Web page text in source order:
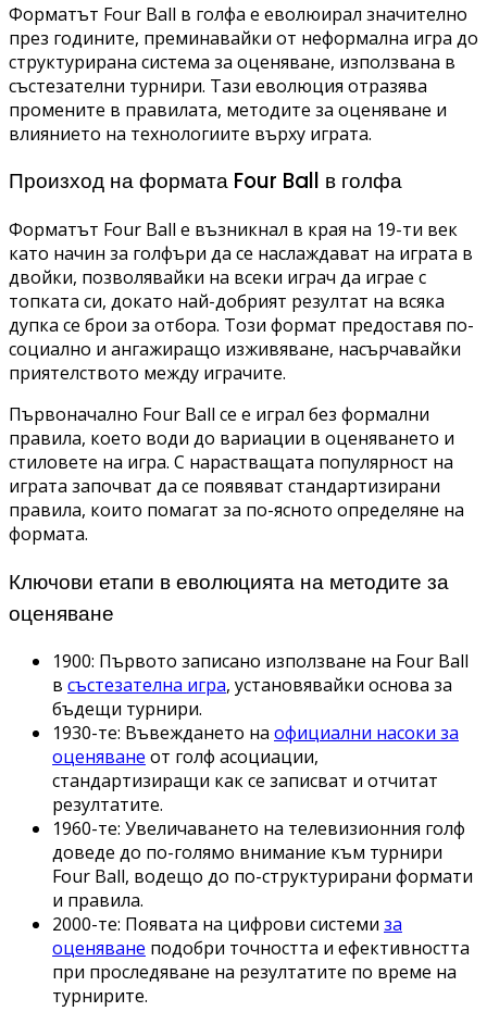
Форматът Four Ball в голфа е еволюирал значително
през годините, преминавайки от неформална игра до
структурирана система за оценяване, използвана в
състезателни турнири. Тази еволюция отразява
промените в правилата, методите за оценяване и
влиянието на технологиите върху играта.
Произход на формата Four Ball в голфа
Форматът Four Ball е възникнал в края на 19-ти век
като начин за голфъри да се наслаждават на играта в
двойки, позволявайки на всеки играч да играе с
топката си, докато най-добрият резултат на всяка
дупка се брои за отбора. Този формат предоставя по-
социално и ангажиращо изживяване, насърчавайки
приятелството между играчите.
Първоначално Four Ball се е играл без формални
правила, което води до вариации в оценяването и
стиловете на игра. С нарастващата популярност на
играта започват да се появяват стандартизирани
правила, които помагат за по-ясното определяне на
формата.
Ключови етапи в еволюцията на методите за
оценяване
1900: Първото записано използване на Four Ball
в състезателна игра, установявайки основа за
бъдещи турнири.
1930-те: Въвеждането на официални насоки за
оценяване от голф асоциации,
стандартизиращи как се записват и отчитат
резултатите.
1960-те: Увеличаването на телевизионния голф
доведе до по-голямо внимание към турнири
Four Ball, водещо до по-структурирани формати
и правила.
2000-те: Появата на цифрови системи за
оценяване подобри точността и ефективността
при проследяване на резултатите по време на
турнирите.